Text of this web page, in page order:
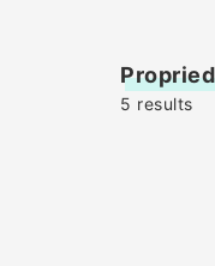
5 results